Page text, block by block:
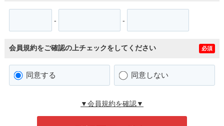
- -
会員規約をご確認の上チェックをしてください 必須
同意する 同意しない
▼会員規約を確認▼